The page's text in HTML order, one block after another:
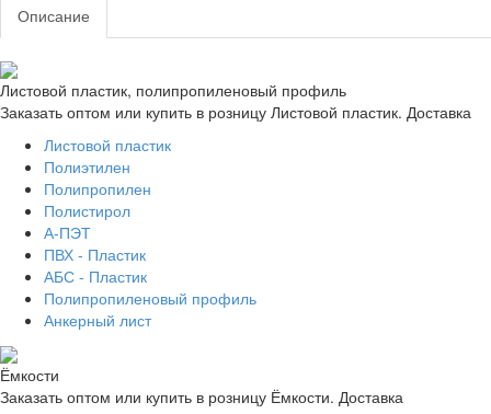
Описание
Листовой пластик, полипропиленовый профиль
Заказать оптом или купить в розницу Листовой пластик. Доставка
Листовой пластик
Полиэтилен
Полипропилен
Полистирол
А-ПЭТ
ПВХ - Пластик
АБС - Пластик
Полипропиленовый профиль
Анкерный лист
Ёмкости
Заказать оптом или купить в розницу Ёмкости. Доставка